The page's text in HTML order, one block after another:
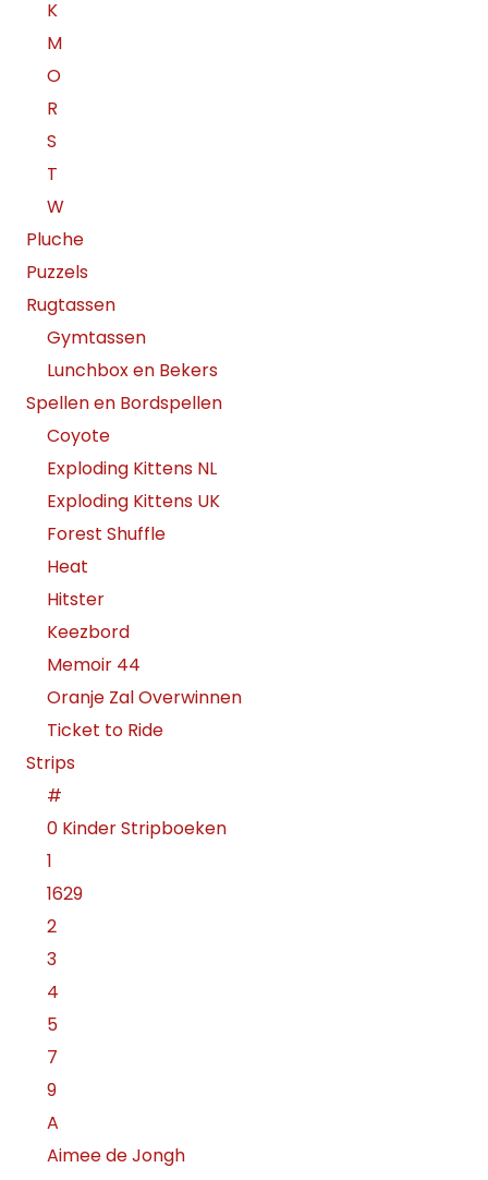
K
M
O
R
S
T
W
Pluche
Puzzels
Rugtassen
Gymtassen
Lunchbox en Bekers
Spellen en Bordspellen
Coyote
Exploding Kittens NL
Exploding Kittens UK
Forest Shuffle
Heat
Hitster
Keezbord
Memoir 44
Oranje Zal Overwinnen
Ticket to Ride
Strips
#
0 Kinder Stripboeken
1
1629
2
3
4
5
7
9
A
Aimee de Jongh